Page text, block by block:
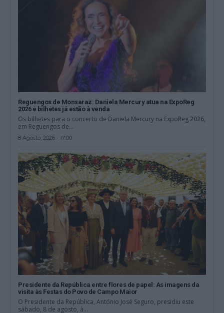
Reguengos de Monsaraz: Daniela Mercury atua na ExpoReg
2026 e bilhetes já estão à venda
Os bilhetes para o concerto de Daniela Mercury na ExpoReg 2026,
em Reguengos de...
8 Agosto, 2026 - 17:00
Presidente da República entre flores de papel: As imagens da
visita às Festas do Povo de Campo Maior
O Presidente da República, António José Seguro, presidiu este
sábado, 8 de agosto, à...